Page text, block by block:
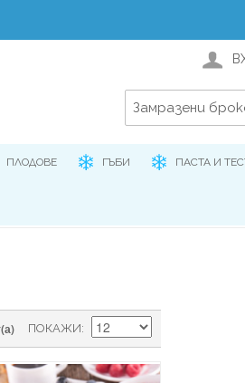
ПЛОДОВЕ ГЪБИ ПАСТА И
ПОКАЖИ